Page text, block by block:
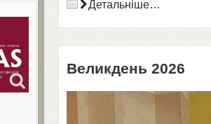
Детальніше…
Великдень 2026